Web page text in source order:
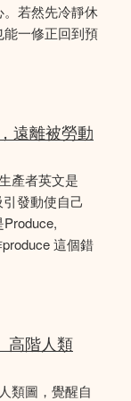
若然先冷靜休
一修正回到預
遠離被勞動
產者英文是
發動使自己
Produce,
這個錯
高階人類
類圖，覺醒自